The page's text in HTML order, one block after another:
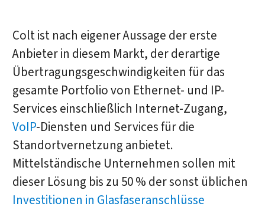
Colt ist nach eigener Aussage der erste
Anbieter in diesem Markt, der derartige
Übertragungsgeschwindigkeiten für das
gesamte Portfolio von Ethernet- und IP-
Services einschließlich Internet-Zugang,
VoIP-Diensten und Services für die
Standortvernetzung anbietet.
Mittelständische Unternehmen sollen mit
dieser Lösung bis zu 50 % der sonst üblichen
Investitionen in Glasfaseranschlüsse